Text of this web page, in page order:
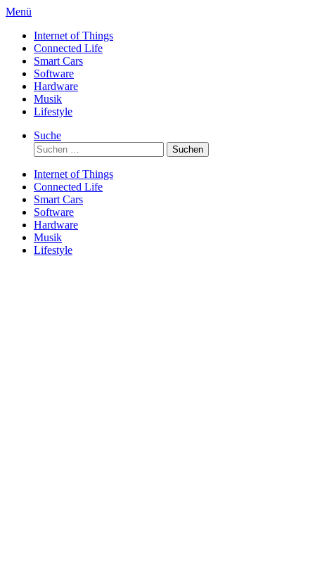
Direkt
Inhalt
Menü
Internet of Things
Connected Life
Smart Cars
Software
Hardware
Musik
Lifestyle
Suche
Suchen
nach:
Internet of Things
Connected Life
Smart Cars
Software
Hardware
Musik
Lifestyle